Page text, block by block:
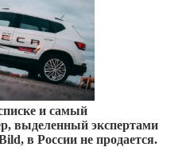
и самый
выделенный экспертами
в России не продается.